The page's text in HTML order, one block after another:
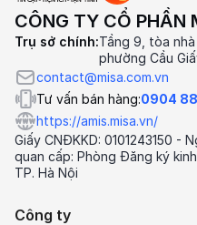
CÔNG TY CỔ PHẦN
Trụ sở chính:Tầng 9, tòa
phường Cầu
contact@misa.com.vn
Tư vấn bán hàng:0904
https://amis.misa.vn/
Giấy CNĐKKD: 0101243150 -
quan cấp: Phòng Đăng ký
TP. Hà Nội
Công ty